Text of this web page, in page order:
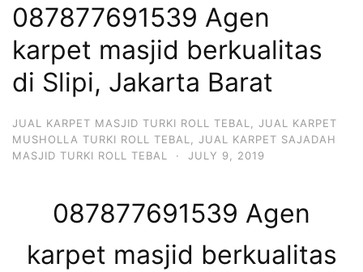
087877691539 Agen
karpet masjid berkualitas
di Slipi, Jakarta Barat
JUAL KARPET MASJID TURKI ROLL TEBAL
JUAL KARPET
MUSHOLLA TURKI ROLL TEBAL
JUAL KARPET SAJADAH
MASJID TURKI ROLL TEBAL
· JULY 9, 2019
087877691539 Agen
karpet masjid berkualitas